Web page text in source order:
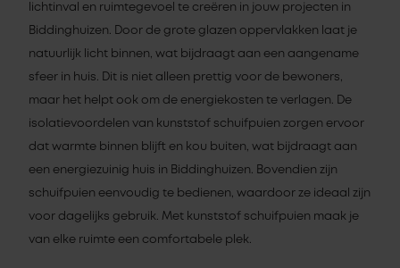
lichtinval en ruimtegevoel te creëren in jouw projecten in
Biddinghuizen. Door de grote glazen oppervlakken laat je
natuurlijk licht binnen, wat bijdraagt aan een aangename
sfeer in huis. Dit is niet alleen prettig voor de bewoners,
maar het helpt ook om de energiekosten te verlagen. De
isolatievoordelen van kunststof schuifpuien zorgen ervoor
dat warmte binnen blijft en kou buiten, wat bijdraagt aan
een energiezuinig huis in Biddinghuizen. Bovendien zijn
schuifpuien eenvoudig te bedienen, waardoor ze ideaal zijn
voor dagelijks gebruik. Met kunststof schuifpuien maak je
van elke ruimte een comfortabele plek.